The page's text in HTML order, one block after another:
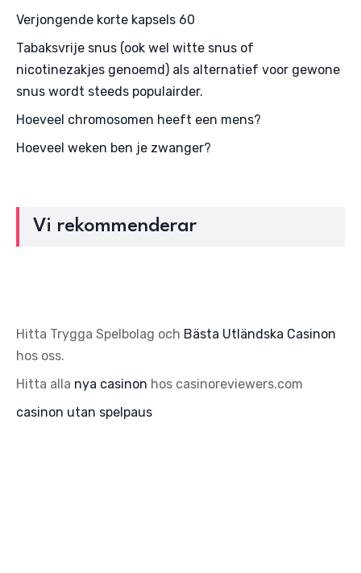
Verjongende korte kapsels 60
Tabaksvrije snus (ook wel witte snus of
nicotinezakjes genoemd) als alternatief voor gewone
snus wordt steeds populairder.
Hoeveel chromosomen heeft een mens?
Hoeveel weken ben je zwanger?
Vi rekommenderar
Hitta Trygga Spelbolag och Bästa Utländska Casinon
hos oss.
Hitta alla nya casinon hos casinoreviewers.com
casinon utan spelpaus